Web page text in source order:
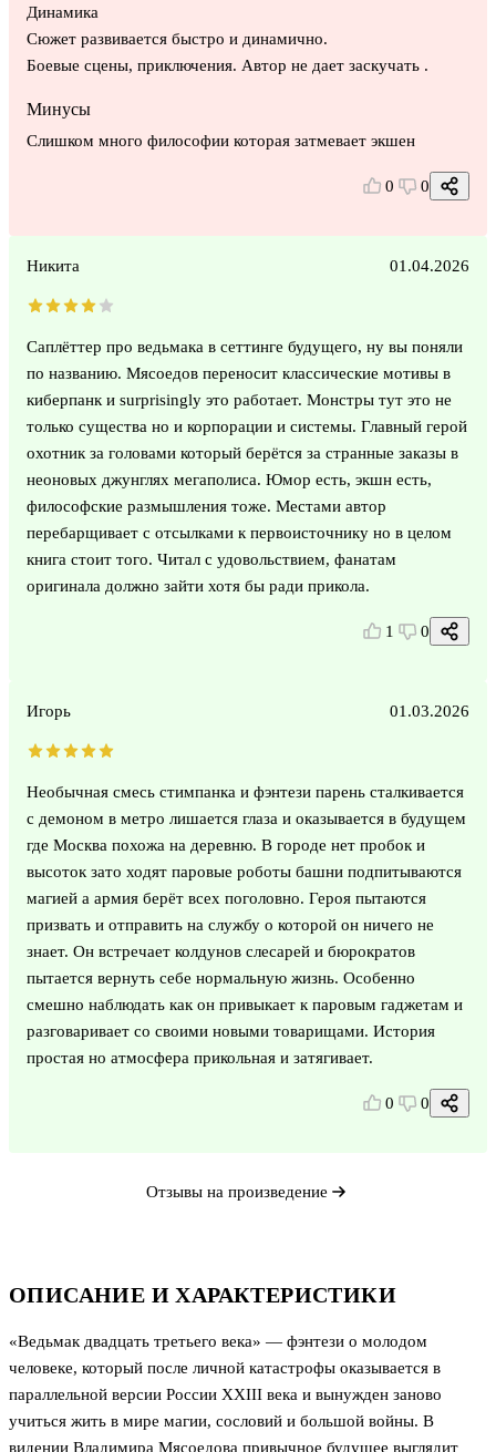
ОПИСАНИЕ И ХАРАКТЕРИСТИКИ
«Ведьмак двадцать третьего века» — фэнтези о молодом
человеке, который после личной катастрофы оказывается в
параллельной версии России XXIII века и вынужден заново
учиться жить в мире магии, сословий и большой войны. В
видении Владимира Мясоедова привычное будущее выглядит
Динамика
Сюжет развивается быстро и динамично.
Боевые сцены, приключения. Автор не дает заскучать .
Минусы
Слишком много философии которая затмевает экшен
0 0
Никита 01.04.2026
Саплёттер про ведьмака в сеттинге будущего, ну вы поняли
по названию. Мясоедов переносит классические мотивы в
киберпанк и surprisingly это работает. Монстры тут это не
только существа но и корпорации и системы. Главный герой
охотник за головами который берётся за странные заказы в
неоновых джунглях мегаполиса. Юмор есть, экшн есть,
философские размышления тоже. Местами автор
перебарщивает с отсылками к первоисточнику но в целом
книга стоит того. Читал с удовольствием, фанатам
оригинала должно зайти хотя бы ради прикола.
1 0
Игорь 01.03.2026
Необычная смесь стимпанка и фэнтези парень сталкивается
с демоном в метро лишается глаза и оказывается в будущем
где Москва похожа на деревню. В городе нет пробок и
высоток зато ходят паровые роботы башни подпитываются
магией а армия берёт всех поголовно. Героя пытаются
призвать и отправить на службу о которой он ничего не
знает. Он встречает колдунов слесарей и бюрократов
пытается вернуть себе нормальную жизнь. Особенно
смешно наблюдать как он привыкает к паровым гаджетам и
разговаривает со своими новыми товарищами. История
простая но атмосфера прикольная и затягивает.
0 0
Отзывы на произведение